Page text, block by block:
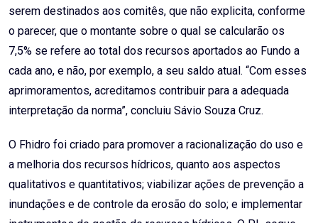
serem destinados aos comitês, que não explicita, conforme
o parecer, que o montante sobre o qual se calcularão os
7,5% se refere ao total dos recursos aportados ao Fundo a
cada ano, e não, por exemplo, a seu saldo atual. “Com esses
aprimoramentos, acreditamos contribuir para a adequada
interpretação da norma”, concluiu Sávio Souza Cruz.
O Fhidro foi criado para promover a racionalização do uso e
a melhoria dos recursos hídricos, quanto aos aspectos
qualitativos e quantitativos; viabilizar ações de prevenção a
inundações e de controle da erosão do solo; e implementar